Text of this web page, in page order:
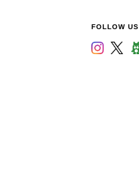
FOLLOW US